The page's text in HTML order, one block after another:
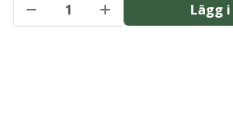
Lägg